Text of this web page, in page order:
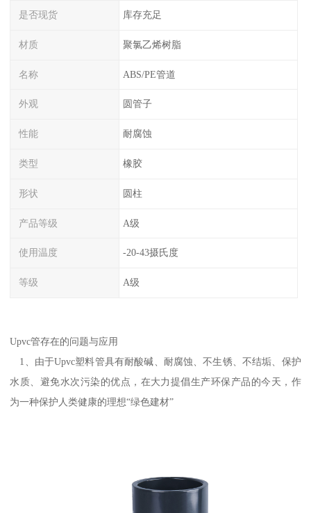
是否现货 库存充足
材质 聚氯乙烯树脂
名称 ABS/PE管道
外观 圆管子
性能 耐腐蚀
类型 橡胶
形状 圆柱
产品等级 A级
使用温度 -20-43摄氏度
等级 A级
Upvc管存在的问题与应用
1、由于Upvc塑料管具有耐酸碱、耐腐蚀、不生锈、不结垢、保护
水质、避免水次污染的优点，在大力提倡生产环保产品的今天，作
为一种保护人类健康的理想“绿色建材”